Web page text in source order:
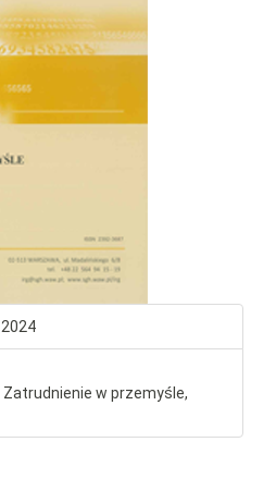
w przemyśle,